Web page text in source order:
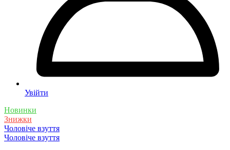
Увійти
Новинки
Знижки
Чоловіче взуття
Чоловіче взуття